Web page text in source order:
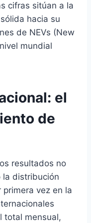
cifras sitúan a la
hacia su
de NEVs (New
mundial
el
de
resultados no
la distribución
vez en la
total mensual,